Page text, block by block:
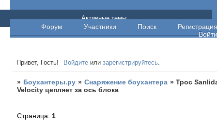
Боухантеры.ру
Форум Участники Поиск
Регистрация
Войти
Активные темы
Привет, Гость! Войдите илизарегистрируйтесь.
» Боухантеры.ру » Снаряжение боухантера »Трос
Velocity цепляет за ось блока
Страница: 1